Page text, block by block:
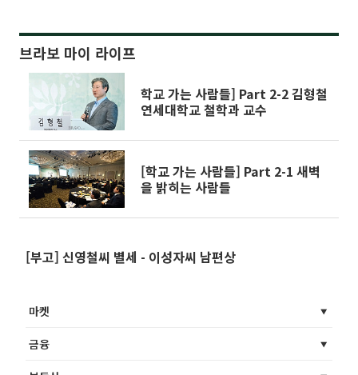
브라보 마이 라이프
학교 가는 사람들] Part 2-2 김형철
연세대학교 철학과 교수
[학교 가는 사람들] Part 2-1 새벽
을 밝히는 사람들
[부고] 신영철씨 별세 - 이성자씨 남편상
마켓
금융